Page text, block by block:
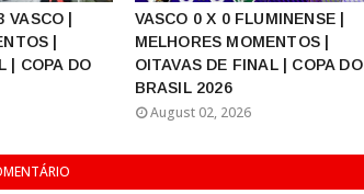
|
|
| COPA DO
VASCO 0 X 0 FLUMINENSE |
MELHORES MOMENTOS |
OITAVAS DE FINAL | COPA DO
BRASIL 2026
August 02, 2026